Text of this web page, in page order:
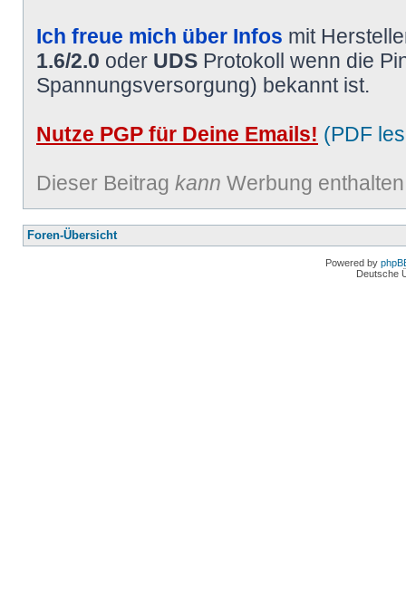
Ich freue mich über Infos mit
1.6/2.0 oder UDS Protokoll wenn die
Spannungsversorgung) bekannt ist.
Nutze PGP für Deine Emails! (PDF
Dieser Beitrag kann Werbung
Foren-Übersicht
Powered by
Deutsche